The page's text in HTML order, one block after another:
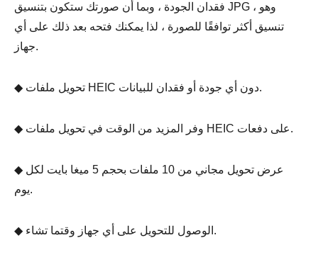
فقدان الجودة ، وبما أن صورتك ستكون بتنسيق JPG ، وهو
تنسيق أكثر توافقًا للصورة ، لذا يمكنك فتحه بعد ذلك على أي
جهاز.
◆ تحويل ملفات HEIC دون أي جودة أو فقدان للبيانات.
◆ وفر المزيد من الوقت في تحويل ملفات HEIC على دفعات.
◆ عرض تحويل مجاني من 10 ملفات بحجم 5 ميغا بايت لكل
يوم.
◆ الوصول للتحويل على أي جهاز وقتما تشاء.